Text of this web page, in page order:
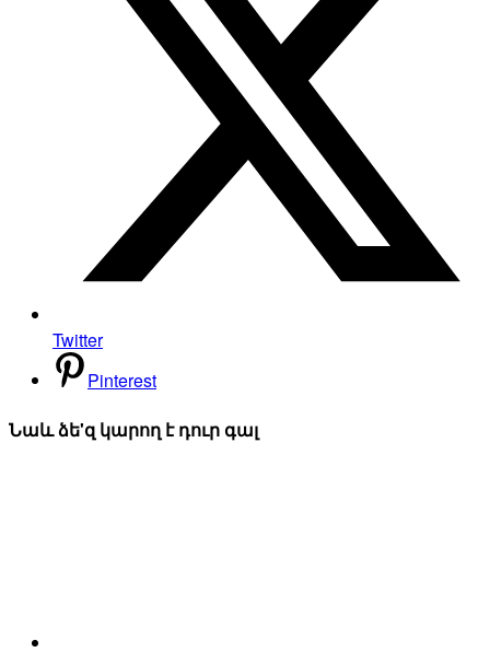
Twitter
Pinterest
Նաև ձե'զ կարող է դուր գալ